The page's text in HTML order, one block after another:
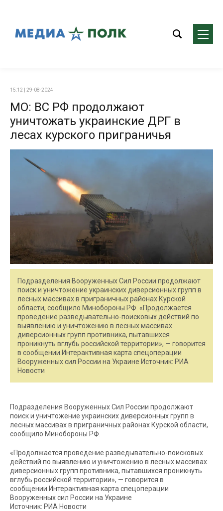
15:12 | 29-08-2024
МО: ВС РФ продолжают
уничтожать украинские ДРГ в
лесах курского приграничья
Подразделения Вооруженных Сил России продолжают
поиск и уничтожение украинских диверсионных групп в
лесных массивах в приграничных районах Курской
области, сообщило Минобороны РФ. «Продолжается
проведение разведывательно-поисковых действий по
выявлению и уничтожению в лесных массивах
диверсионных групп противника, пытавшихся
проникнуть вглубь российской территории», — говорится
в сообщении.Интерактивная карта спецоперации
Вооруженных сил России на Украине Источник: РИА
Новости
Подразделения Вооруженных Сил России продолжают
поиск и уничтожение украинских диверсионных групп в
лесных массивах в приграничных районах Курской области,
сообщило Минобороны РФ.
«Продолжается проведение разведывательно-поисковых
действий по выявлению и уничтожению в лесных массивах
диверсионных групп противника, пытавшихся проникнуть
вглубь российской территории», — говорится в
сообщении.Интерактивная карта спецоперации
Вооруженных сил России на Украине
Источник: РИА Новости